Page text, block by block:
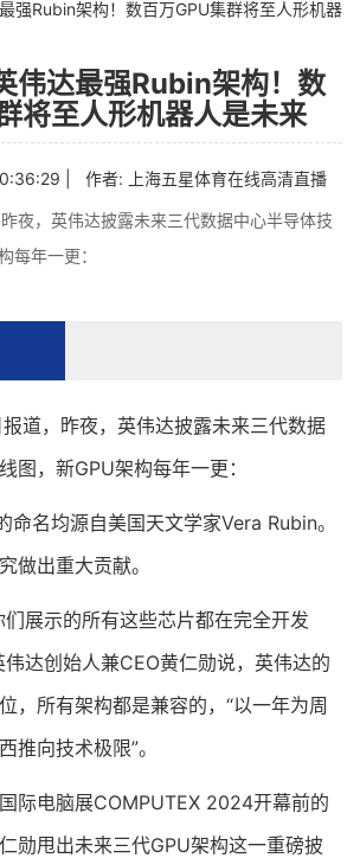
伟达最强Rubin架构！数
将至人形机器人是未来
| 作者: 上海五星体育在线高清直播
夜，英伟达披露未来三代数据中心半导体技
每年一更：
，昨夜，英伟达披露未来三代数据
图，新GPU架构每年一更：
名均源自美国天文学家Vera Rubin。
做出重大贡献。
展示的所有这些芯片都在完全开发
伟达创始人兼CEO黄仁勋说，英伟达的
，所有架构都是兼容的，“以一年为周
推向技术极限”。
电脑展COMPUTEX 2024开幕前的
勋甩出未来三代GPU架构这一重磅披